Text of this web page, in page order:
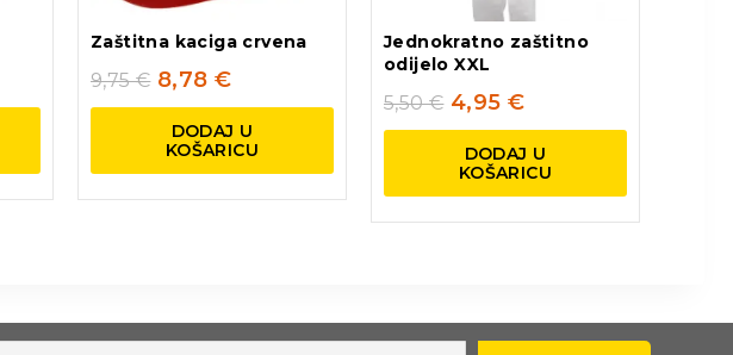
Zaštitna kaciga crvena
9,75€ 8,78 €
DODAJ U
KOŠARICU
Jednokratno zaštitno
odijelo XXL
5,50€ 4,95 €
DODAJ U
KOŠARICU